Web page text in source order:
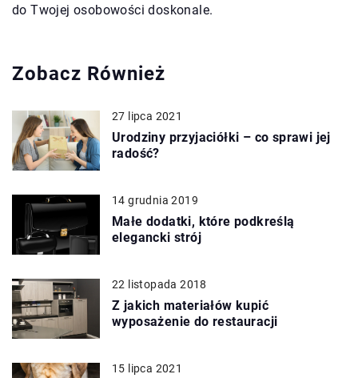
do Twojej osobowości doskonale.
Zobacz Również
27 lipca 2021
Urodziny przyjaciółki – co sprawi jej
radość?
14 grudnia 2019
Małe dodatki, które podkreślą
elegancki strój
22 listopada 2018
Z jakich materiałów kupić
wyposażenie do restauracji
15 lipca 2021